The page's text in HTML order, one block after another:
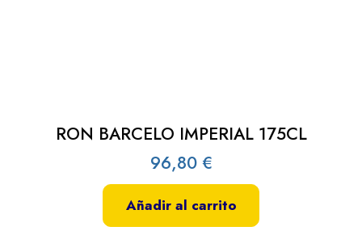
RON BARCELO IMPERIAL 175CL
96,80 €
Añadir al carrito